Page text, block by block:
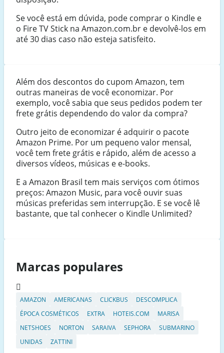
Se você está em dúvida, pode comprar o Kindle e
o Fire TV Stick na Amazon.com.br e devolvê-los em
até 30 dias caso não esteja satisfeito.
Além dos descontos do cupom Amazon, tem
outras maneiras de você economizar. Por
exemplo, você sabia que seus pedidos podem ter
frete grátis dependendo do valor da compra?
Outro jeito de economizar é adquirir o pacote
Amazon Prime. Por um pequeno valor mensal,
você tem frete grátis e rápido, além de acesso a
diversos vídeos, músicas e e-books.
E a Amazon Brasil tem mais serviços com ótimos
preços: Amazon Music, para você ouvir suas
músicas preferidas sem interrupção. E se você lê
bastante, que tal conhecer o Kindle Unlimited?
Marcas populares
AMAZON AMERICANAS CLICKBUS
DESCOMPLICA
ÉPOCA COSMÉTICOS
EXTRA HOTEIS.COM
MARISA
NETSHOES
NORTON SARAIVA SEPHORA
SUBMARINO
UNIDAS
ZATTINI